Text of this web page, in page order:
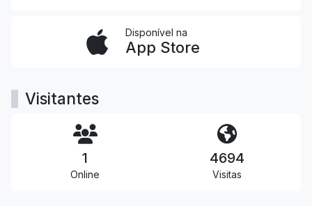
Disponível na
App Store
Visitantes
1
Online
4694
Visitas